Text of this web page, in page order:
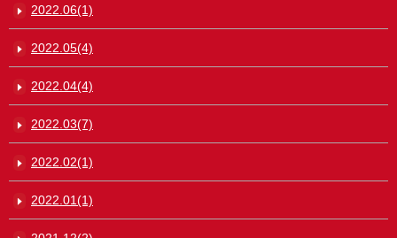
2022.06(1)
2022.05(4)
2022.04(4)
2022.03(7)
2022.02(1)
2022.01(1)